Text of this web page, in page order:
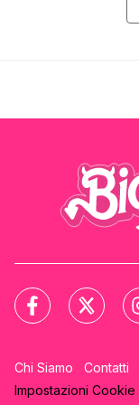
Chi Siamo Contatti
Impostazioni Cookie